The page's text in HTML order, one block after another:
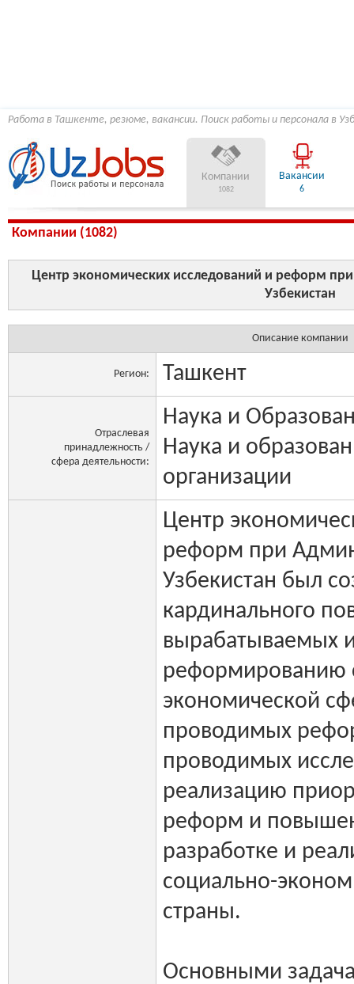
Работа в Ташкенте, резюме, вакансии. Поиск работы и персонала в
Компании
1082
Вакансии
6
Компании (1082)
Центр экономических исследований и реформ
Узбекистан
Описание компании
Регион: Ташкент
Отраслевая
принадлежность /
сфера деятельности:
Наука и
Наука и
организации
Центр
реформ при
Узбекистан был
кардинального
вырабатываемых
реформированию
экономической
проводимых
проводимых
реализацию
реформ и
разработке и
социально-
страны.
Основными